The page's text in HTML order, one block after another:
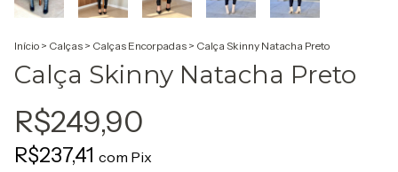
Início > Calças > Calças Encorpadas > Calça Skinny Natacha Preto
Calça Skinny Natacha Preto
R$249,90
R$237,41 com Pix